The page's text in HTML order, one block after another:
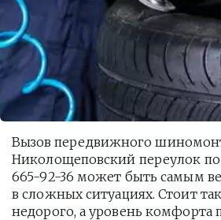
Вызов передвижного
Николощеповский переулок по
665-92-36 может быть самым
в сложных ситуациях. Стоит
недорого, а уровень комфорта